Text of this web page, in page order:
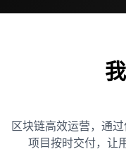
区块链高效运营，通
项目按时交付，让